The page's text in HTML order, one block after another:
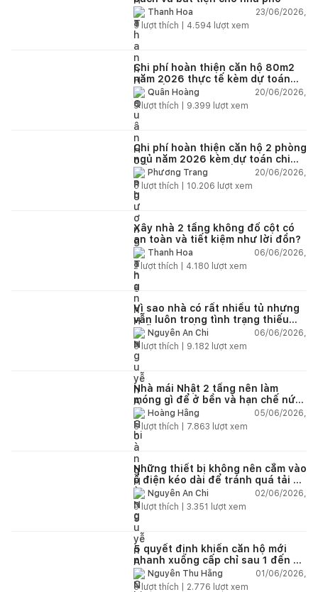
Thanh Hoa
23/06/2026,
5 lượt thích | 4.594 lượt xem
Chi phí hoàn thiện căn hộ 80m2
năm 2026 thực tế kèm dự toán
chi tiết từng hạng mục
Quân Hoàng
20/06/2026,
9lượt thích | 9.399 lượt xem
Chi phí hoàn thiện căn hộ 2 phòng
ngủ năm 2026 kèm dự toán chi
tiết và ví dụ thực tế
Phương Trang
20/06/2026,
5 lượt thích | 10.206 lượt xem
Xây nhà 2 tầng không đổ cột có
an toàn và tiết kiệm như lời đồn?
Thanh Hoa
06/06/2026,
2lượt thích | 4.180 lượt xem
Vì sao nhà có rất nhiều tủ nhưng
vẫn luôn trong tình trạng thiếu
chỗ chứa đồ?
Nguyễn An Chi
06/06/2026,
5lượt thích | 9.182 lượt xem
Nhà mái Nhật 2 tầng nên làm
móng gì để ở bền và hạn chế nứt
lún?Hoàng Hằng
05/06/2026,
5lượt thích | 7.863 lượt xem
Những thiết bị không nên cắm vào
ổ điện kéo dài để tránh quá tải và
chập cháy trong nhà
Nguyễn An Chi
02/06/2026,
9lượt thích | 3.351 lượt xem
5 quyết định khiến căn hộ mới
nhanh xuống cấp chỉ sau 1 đến 2
nămNguyễn Thu Hằng
01/06/2026,
5lượt thích | 2.776 lượt xem